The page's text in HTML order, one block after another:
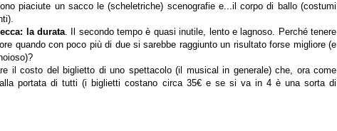
piaciute un sacco le (scheletriche) scenografie e...il corpo di ballo (costumi
la durata. Il secondo tempo è quasi inutile, lento e lagnoso. Perché tenere
quando con poco più di due si sarebbe raggiunto un risultato forse migliore (e
il costo del biglietto di uno spettacolo (il musical in generale) che, ora come
portata di tutti (i biglietti costano circa 35€ e se si va in 4 è una sorta di